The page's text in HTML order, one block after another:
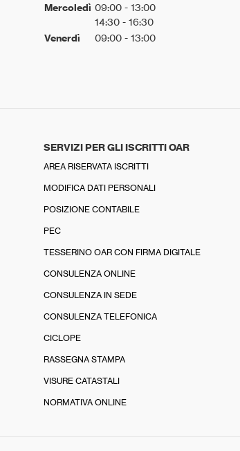
Mercoledì 09:00 - 13:00
14:30 - 16:30
Venerdì 09:00 - 13:00
SERVIZI PER GLI ISCRITTI OAR
AREA RISERVATA ISCRITTI
MODIFICA DATI PERSONALI
POSIZIONE CONTABILE
PEC
TESSERINO OAR CON FIRMA DIGITALE
CONSULENZA ONLINE
CONSULENZA IN SEDE
CONSULENZA TELEFONICA
CICLOPE
RASSEGNA STAMPA
VISURE CATASTALI
NORMATIVA ONLINE